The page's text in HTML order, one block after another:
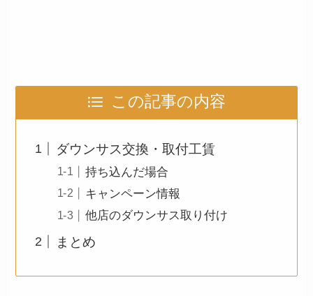
この記事の内容
ダウンサス交換・取付工賃
持ち込んだ場合
キャンペーン情報
他店のダウンサス取り付け
まとめ